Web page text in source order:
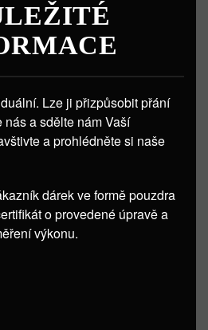
Lze ji přizpůsobit přání
a sdělte nám Vaší
a prohlédněte si naše
dárek ve formě pouzdra
o provedené úpravě a
výkonu.